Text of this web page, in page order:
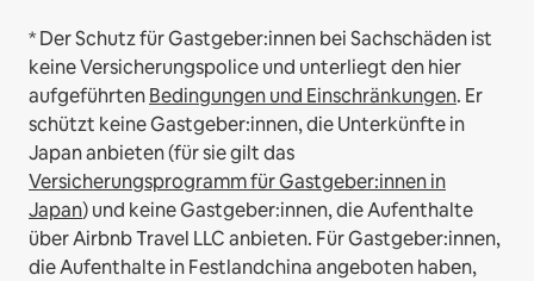
* Der Schutz für Gastgeber:innen bei Sachschäden ist
keine Versicherungspolice und unterliegt den hier
aufgeführtenBedingungen und Einschränkungen. Er
schützt keine Gastgeber:innen, die Unterkünfte in
Japan anbieten (für sie gilt das
Versicherungsprogramm für Gastgeber:innen in
Japan) und keine Gastgeber:innen, die Aufenthalte
über Airbnb Travel LLC anbieten. Für Gastgeber:innen,
die Aufenthalte in Festlandchina angeboten haben,